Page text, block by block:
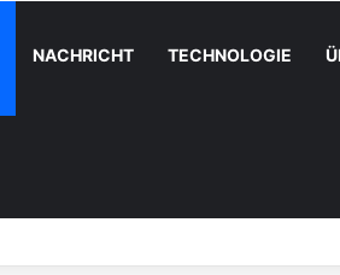
NACHRICHT TECHNOLOGIE